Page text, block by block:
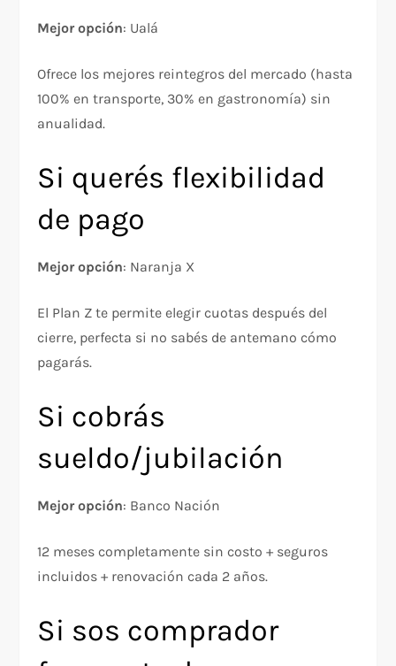
Mejor opción: Ualá
Ofrece los mejores reintegros del mercado (hasta
100% en transporte, 30% en gastronomía) sin
anualidad.​​
Si querés flexibilidad
de pago
Mejor opción: Naranja X
El Plan Z te permite elegir cuotas después del
cierre, perfecta si no sabés de antemano cómo
pagarás.​
Si cobrás
sueldo/jubilación
Mejor opción: Banco Nación
12 meses completamente sin costo + seguros
incluidos + renovación cada 2 años.​
Si sos comprador